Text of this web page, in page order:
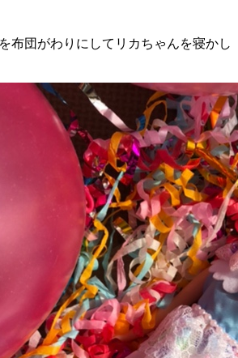
布団がわりにしてリカちゃんを寝かし